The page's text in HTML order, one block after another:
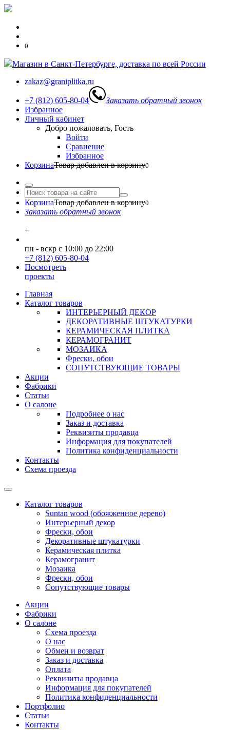
0
Магазин в Санкт-Петербурге, доставка по всей России
zakaz@graniplitka.ru
+7 (812) 605-80-04
Заказать обратный звонок
Избранное
Личный кабинет
Добро пожаловать, Гость
Войти
Сравнение
Избранное
КорзинаТовар добавлен в корзину0
КорзинаТовар добавлен в корзину0
Заказать обратный звонок
+
пн - вскр с 10:00 до 22:00
+7 (812) 605-80-04
Посмотреть
проекты
Главная
Каталог товаров
ИНТЕРЬЕРНЫЙ ДЕКОР
ДЕКОРАТИВНЫЕ ШТУКАТУРКИ
КЕРАМИЧЕСКАЯ ПЛИТКА
КЕРАМОГРАНИТ
МОЗАИКА
Фрески, обои
СОПУТСТВУЮЩИЕ ТОВАРЫ
Акции
Фабрики
Статьи
О салоне
Подробнее о нас
Заказ и доставка
Реквизиты продавца
Информация для покупателей
Политика конфиденциальности
Контакты
Схема проезда
Каталог товаров
Suntan wood (обожженное дерево)
Интерьерный декор
Фрески, обои
Декоративные штукатурки
Керамическая плитка
Керамогранит
Мозаика
Фрески, обои
Сопутствующие товары
Акции
Фабрики
О салоне
Схема проезда
О нас
Обмен и возврат
Заказ и доставка
Оплата
Реквизиты продавца
Информация для покупателей
Политика конфиденциальности
Портфолио
Статьи
Контакты